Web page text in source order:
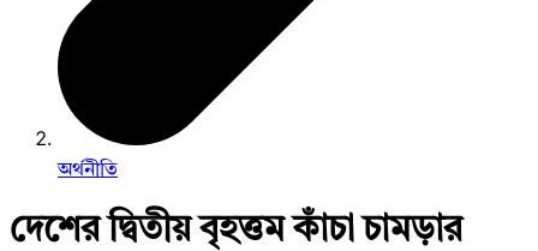
অর্থনীতি
দেশের দ্বিতীয় বৃহত্তম কাঁচা চামড়ার